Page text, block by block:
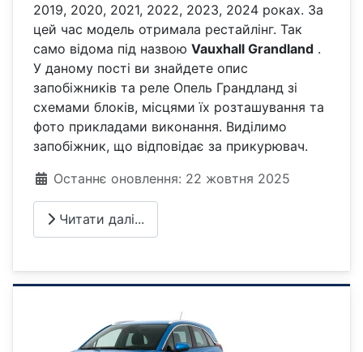
2019, 2020, 2021, 2022, 2023, 2024 роках. За
цей час модель отримала рестайлінг. Так
само відома під назвою Vauxhall Grandland .
У даному пості ви знайдете опис
запобіжників та реле Опель Грандланд зі
схемами блоків, місцями їх розташування та
фото прикладами виконання. Виділимо
запобіжник, що відповідає за прикурювач.
Деталі
Останнє оновлення: 22 жовтня 2025
Читати далі...